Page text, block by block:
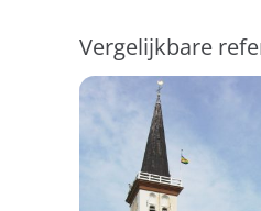
Vergelijkbare